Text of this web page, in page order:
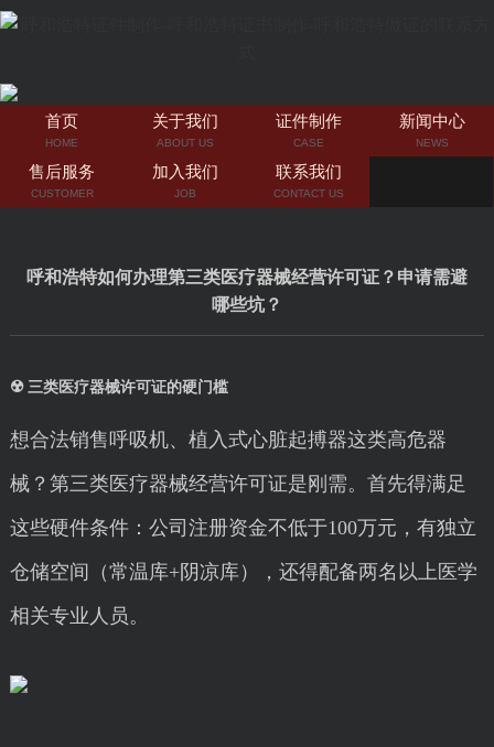
首页
HOME
关于我们
ABOUT US
证件制作
CASE
新闻中心
NEWS
售后服务
CUSTOMER
加入我们
JOB
联系我们
CONTACT US
呼和浩特如何办理第三类医疗器械经营许可证？申请需避
哪些坑？
☢️ 三类医疗器械许可证的硬门槛
想合法销售呼吸机、植入式心脏起搏器这类高危器
械？第三类医疗器械经营许可证是刚需。首先得满足
这些硬件条件：公司注册资金不低于100万元，有独立
仓储空间（常温库+阴凉库），还得配备两名以上医学
相关专业人员。